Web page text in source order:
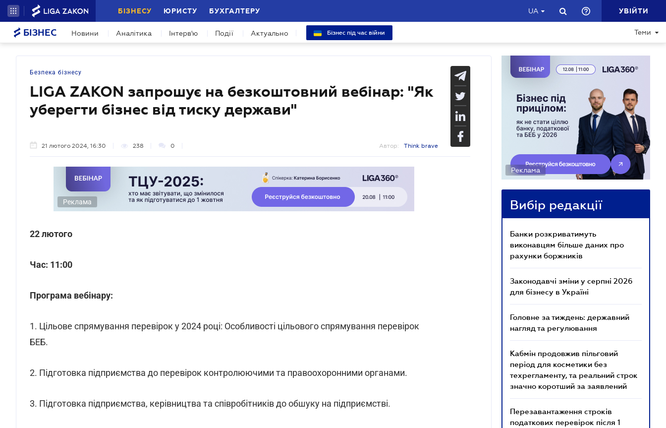
БІЗНЕСУ ЮРИСТУ БУХГАЛТЕРУ UA УВІЙТИ
БІЗНЕС Новини Аналітика Інтерв'ю Події Актуально Бізнес під час війни Теми
Безпека бізнесу
LIGA ZAKON запрошує на безкоштовний вебінар: "Як
уберегти бізнес від тиску держави"
21 лютого 2024, 16:30 238 0 Автор: Think brave
Реклама
22 лютого
Час: 11:00
Програма вебінару:
1. Цільове спрямування перевірок у 2024 році: Особливості цільового спрямування перевірок
БЕБ.
2. Підготовка підприємства до перевірок контролюючими та правоохоронними органами.
3. Підготовка підприємства, керівництва та співробітників до обшуку на підприємстві.
Реклама
Вибір редакції
Банки розкриватимуть
виконавцям більше даних про
рахунки боржників
Законодавчі зміни у серпні 2026
для бізнесу в Україні
Головне за тиждень: державний
нагляд та регулювання
Кабмін продовжив пільговий
період для косметики без
техрегламенту, та реальний строк
значно коротший за заявлений
Перезавантаження строків
податкових перевірок після 1